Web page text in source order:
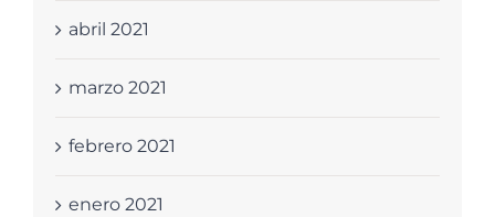
abril 2021
marzo 2021
febrero 2021
enero 2021